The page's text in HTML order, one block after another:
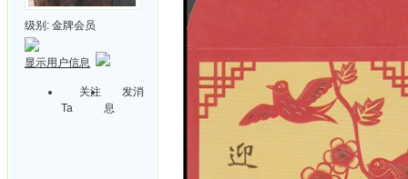
级别: 金牌会员
显示用户信息
关注
Ta
发消
息